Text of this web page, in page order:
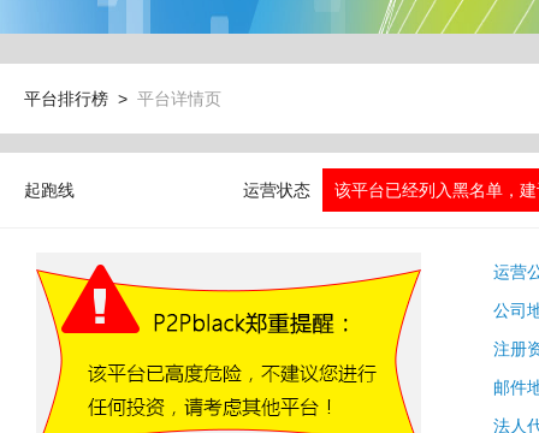
平台排行榜 > 平台详情页
起跑线 运营状态 该平台已经列入黑名单，
运营
公司
注册
邮件
法人